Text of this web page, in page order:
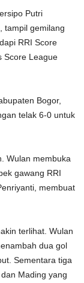
Putri
tampil gemilang
RRI Score
Score League
Bogor,
telak 6-0 untuk
Wulan membuka
gawang RRI
membuat
terlihat. Wulan
dua gol
Sementara tiga
Mading yang